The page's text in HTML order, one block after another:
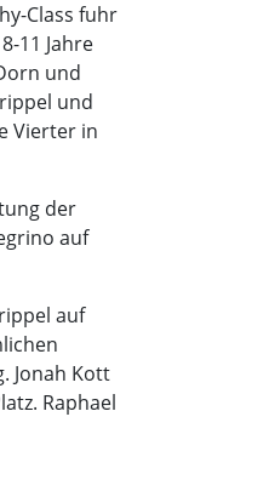
Class fuhr
11 Jahre
und
und
Vierter in
der
auf
auf
Jonah Kott
Raphael